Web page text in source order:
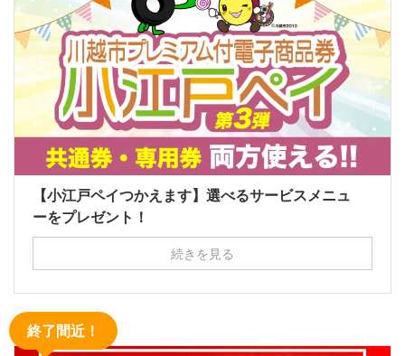
【小江戸ペイつかえます】選べるサービスメニュ
ーをプレゼント！
続きを見る
終了間近！